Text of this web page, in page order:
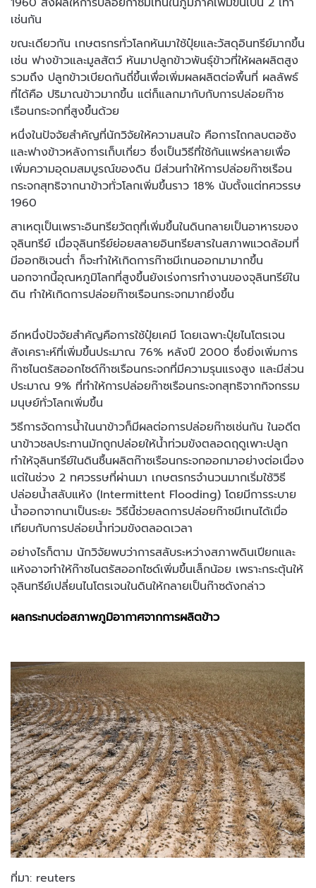
เช่นกัน
ขณะเดียวกัน เกษตรกรทั่วโลกหันมาใช้ปุ๋ยและวัสดุอินทรีย์มากขึ้น
เช่น ฟางข้าวและมูลสัตว์ หันมาปลูกข้าวพันธุ์ข้าวที่ให้ผลผลิตสูง
รวมถึง ปลูกข้าวเบียดกันถี่ขึ้นเพื่อเพิ่มผลผลิตต่อพื้นที่ ผลลัพธ์
ที่ได้คือ ปริมาณข้าวมากขึ้น แต่ก็แลกมากับกับการปล่อยก๊าซ
เรือนกระจกที่สูงขึ้นด้วย
หนึ่งในปัจจัยสำคัญที่นักวิจัยให้ความสนใจ คือการไถกลบตอซัง
และฟางข้าวหลังการเก็บเกี่ยว ซึ่งเป็นวิธีที่ใช้กันแพร่หลายเพื่อ
เพิ่มความอุดมสมบูรณ์ของดิน มีส่วนทำให้การปล่อยก๊าซเรือน
กระจกสุทธิจากนาข้าวทั่วโลกเพิ่มขึ้นราว 18% นับตั้งแต่ทศวรรษ
1960
สาเหตุเป็นเพราะอินทรียวัตถุที่เพิ่มขึ้นในดินกลายเป็นอาหารของ
จุลินทรีย์ เมื่อจุลินทรีย์ย่อยสลายอินทรียสารในสภาพแวดล้อมที่
มีออกซิเจนต่ำ ก็จะทำให้เกิดการก๊าซมีเทนออกมามากขึ้น
นอกจากนี้อุณหภูมิโลกที่สูงขึ้นยังเร่งการทำงานของจุลินทรีย์ใน
ดิน ทำให้เกิดการปล่อยก๊าซเรือนกระจกมากยิ่งขึ้น
อีกหนึ่งปัจจัยสำคัญคือการใช้ปุ๋ยเคมี โดยเฉพาะปุ๋ยไนโตรเจน
สังเคราะห์ที่เพิ่มขึ้นประมาณ 76% หลังปี 2000 ซึ่งยิ่งเพิ่มการ
ก๊าซไนตรัสออกไซด์ก๊าซเรือนกระจกที่มีความรุนแรงสูง และมีส่วน
ประมาณ 9% ที่ทำให้การปล่อยก๊าซเรือนกระจกสุทธิจากกิจกรรม
มนุษย์ทั่วโลกเพิ่มขึ้น
วิธีการจัดการน้ำในนาข้าวก็มีผลต่อการปล่อยก๊าซเช่นกัน ในอดีต
นาข้าวชลประทานมักถูกปล่อยให้น้ำท่วมขังตลอดฤดูเพาะปลูก
ทำให้จุลินทรีย์ในดินชื้นผลิตก๊าซเรือนกระจกออกมาอย่างต่อเนื่อง
แต่ในช่วง 2 ทศวรรษที่ผ่านมา เกษตรกรจำนวนมากเริ่มใช้วิธี
ปล่อยน้ำสลับแห้ง (Intermittent Flooding) โดยมีการระบาย
น้ำออกจากนาเป็นระยะ วิธีนี้ช่วยลดการปล่อยก๊าซมีเทนได้เมื่อ
เทียบกับการปล่อยน้ำท่วมขังตลอดเวลา
อย่างไรก็ตาม นักวิจัยพบว่าการสลับระหว่างสภาพดินเปียกและ
แห้งอาจทำให้ก๊าซไนตรัสออกไซด์เพิ่มขึ้นเล็กน้อย เพราะกระตุ้นให้
จุลินทรีย์เปลี่ยนไนโตรเจนในดินให้กลายเป็นก๊าซดังกล่าว
ผลกระทบต่อสภาพภูมิอากาศจากการผลิตข้าว
ที่มา: reuters